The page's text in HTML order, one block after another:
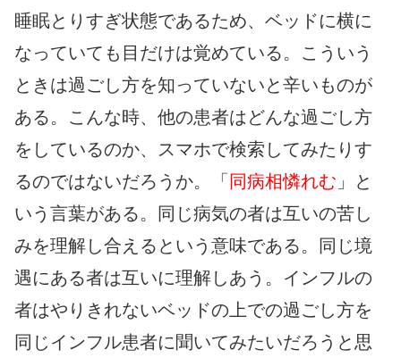
睡眠とりすぎ状態であるため、ベッドに横に
なっていても目だけは覚めている。こういう
ときは過ごし方を知っていないと辛いものが
ある。こんな時、他の患者はどんな過ごし方
をしているのか、スマホで検索してみたりす
るのではないだろうか。「 同病相憐れむ 」と
いう言葉がある。同じ病気の者は互いの苦し
みを理解し合えるという意味である。同じ境
遇にある者は互いに理解しあう。インフルの
者はやりきれないベッドの上での過ごし方を
同じインフル患者に聞いてみたいだろうと思